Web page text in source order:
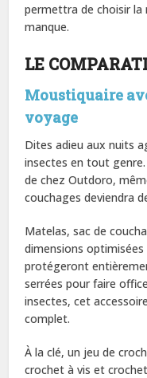
permettra de choisir la
manque.
LE
Moustiquaire
voyage
Dites adieu aux nuits
insectes en tout
de chez Outdoro,
couchages deviendra
Matelas, sac de
dimensions
protégeront
serrées pour faire
insectes, cet
complet.
À la clé, un jeu de
crochet à vis et